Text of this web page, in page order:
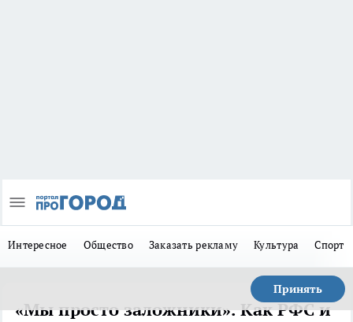
Интересное Общество Заказать рекламу Культура Спорт
Принять
«Мы просто заложники». Как РФС и